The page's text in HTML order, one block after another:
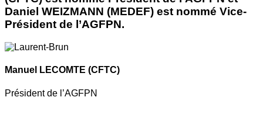
Daniel WEIZMANN (MEDEF) est nommé Vice-
Président de l’AGFPN.
Manuel LECOMTE (CFTC)
Président de l’AGFPN